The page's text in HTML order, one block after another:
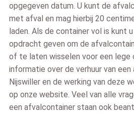
opgegeven datum. U kunt de
met afval en mag hierbij 20
laden. Als de container vol is kunt
opdracht geven om de
of te laten wisselen voor een lege
informatie over de verhuur van
Nijswiller en de werking van deze
op onze website. Veel van alle
een afvalcontainer staan ook